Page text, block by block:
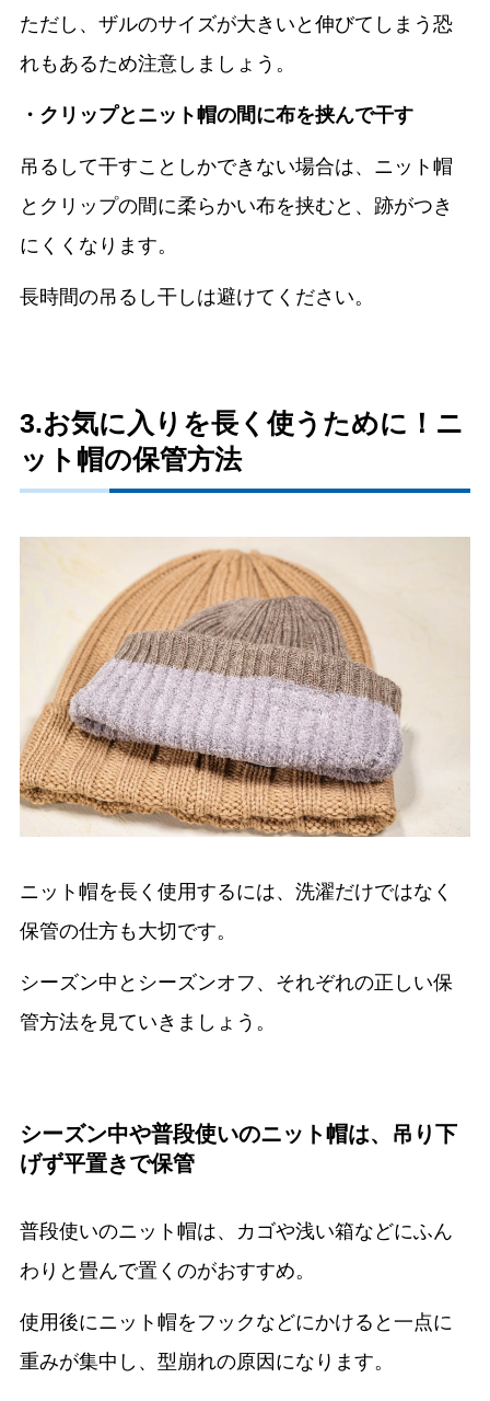
ただし、ザルのサイズが大きいと伸びてしまう恐
れもあるため注意しましょう。
・クリップとニット帽の間に布を挟んで干す
吊るして干すことしかできない場合は、ニット帽
とクリップの間に柔らかい布を挟むと、跡がつき
にくくなります。
長時間の吊るし干しは避けてください。
3.お気に入りを長く使うために！ニ
ット帽の保管方法
ニット帽を長く使用するには、洗濯だけではなく
保管の仕方も大切です。
シーズン中とシーズンオフ、それぞれの正しい保
管方法を見ていきましょう。
シーズン中や普段使いのニット帽は、吊り下
げず平置きで保管
普段使いのニット帽は、カゴや浅い箱などにふん
わりと畳んで置くのがおすすめ。
使用後にニット帽をフックなどにかけると一点に
重みが集中し、型崩れの原因になります。